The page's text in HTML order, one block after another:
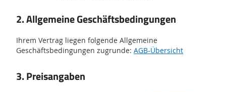
2. Allgemeine Geschäftsbedingungen
Ihrem Vertrag liegen folgende Allgemeine
Geschäftsbedingungen zugrunde: AGB-Übersicht
3. Preisangaben